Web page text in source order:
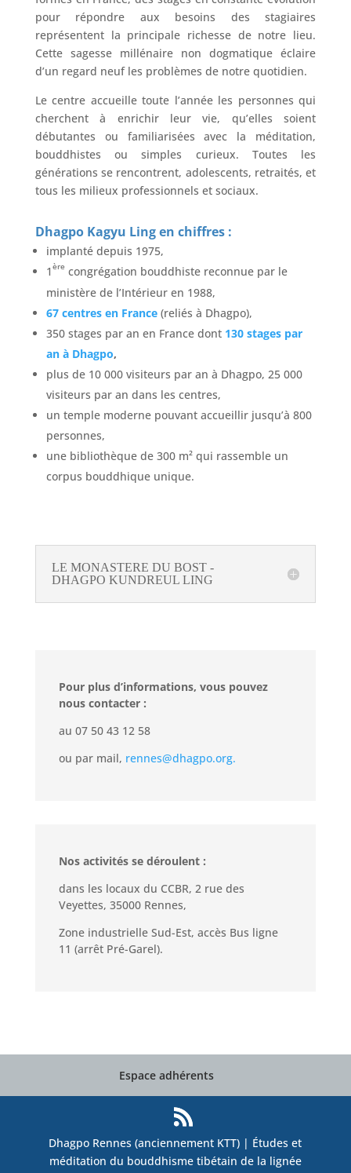
pour répondre aux besoins des stagiaires
représentent la principale richesse de notre lieu.
Cette sagesse millénaire non dogmatique éclaire
d’un regard neuf les problèmes de notre quotidien.
Le centre accueille toute l’année les personnes qui
cherchent à enrichir leur vie, qu’elles soient
débutantes ou familiarisées avec la méditation,
bouddhistes ou simples curieux. Toutes les
générations se rencontrent, adolescents, retraités, et
tous les milieux professionnels et sociaux.
Dhagpo Kagyu Ling en chiffres :
implanté depuis 1975,
1 èrecongrégation bouddhiste reconnue par le
ministère de l’Intérieur en 1988,
67 centres en France (reliés à Dhagpo),
350 stages par an en France dont 130 stages par
an à Dhagpo,
plus de 10 000 visiteurs par an à Dhagpo, 25 000
visiteurs par an dans les centres,
un temple moderne pouvant accueillir jusqu’à 800
personnes,
une bibliothèque de 300 m² qui rassemble un
corpus bouddhique unique.
LE MONASTERE DU BOST -
DHAGPO KUNDREUL LING
Pour plus d’informations, vous pouvez
nous contacter :
au 07 50 43 12 58
ou par mail, rennes@dhagpo.org.
Nos activités se déroulent :
dans les locaux du CCBR, 2 rue des
Veyettes, 35000 Rennes,
Zone industrielle Sud-Est, accès Bus ligne
11 (arrêt Pré-Garel).
Espace adhérents
Dhagpo Rennes (anciennement KTT) | Études et
méditation du bouddhisme tibétain de la lignée